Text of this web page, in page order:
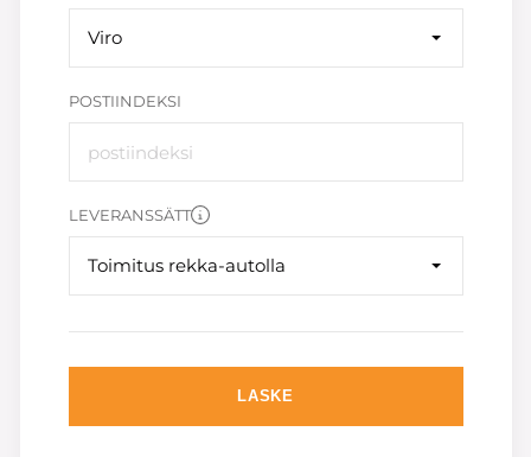
Viro
POSTIINDEKSI
LEVERANSSÄTT
Toimitus rekka-autolla
LASKE